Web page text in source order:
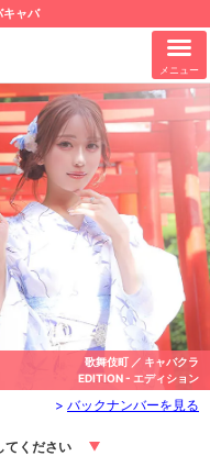
キャバ
メニュー
歌舞伎町 ／ キャバクラ
EDITION - エディション
> バックナンバーを見る
てください